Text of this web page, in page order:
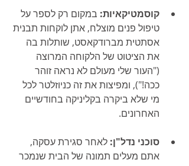
קוסמטיקאיות: במקום רק לספר על
טיפול פנים מוצלח, אתן לוקחות תבנית
אסתטית מברודקאסט, שותלות בה
את הציטוט של הלקוחה המרוצה
("העור שלי מעולם לא נראה זוהר
ככה!"), ומפיצות את זה כניוזלטר לכל
מי שלא ביקרה בקליניקה בחודשיים
האחרונים.
סוכני נדל"ן: לאחר סגירת עסקה,
אתם מעלים תמונה של הבית שנמכר